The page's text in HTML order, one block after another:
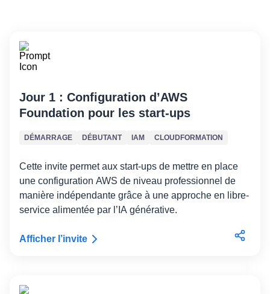
Jour 1 : Configuration d’AWS
Foundation pour les start-ups
DÉMARRAGE DÉBUTANT IAM CLOUDFORMATION
Cette invite permet aux start-ups de mettre en place
une configuration AWS de niveau professionnel de
manière indépendante grâce à une approche en libre-
service alimentée par l’IA générative.
Afficher l’invite